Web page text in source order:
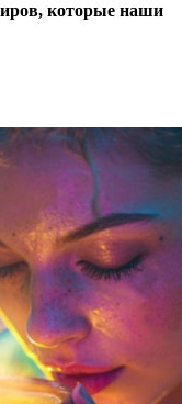
которые наши